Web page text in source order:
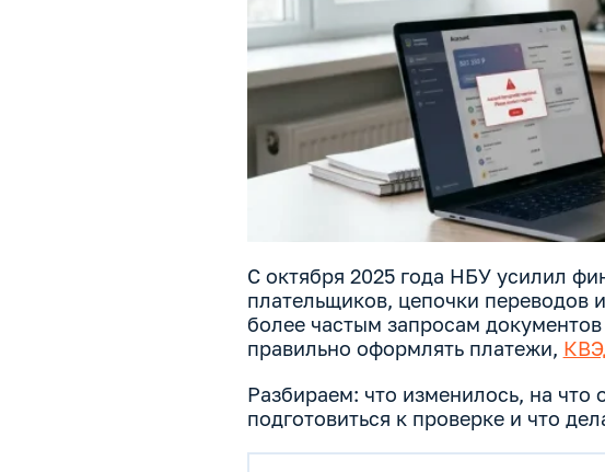
С октября 2025 года НБУ усилил
плательщиков, цепочки переводов
более частым запросам
правильно оформлять платежи,
Разбираем: что изменилось, на
подготовиться к проверке и что